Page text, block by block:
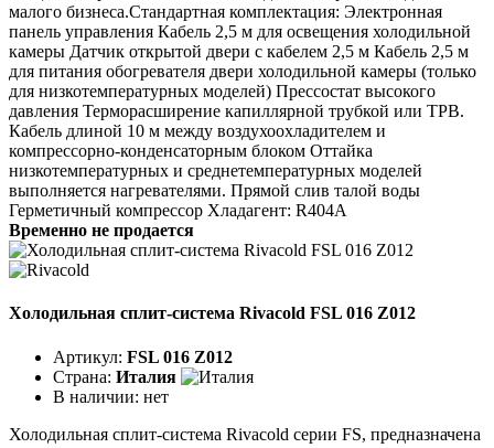
малого бизнеса.Стандартная комплектация: Электронная
панель управления Кабель 2,5 м для освещения холодильной
камеры Датчик открытой двери с кабелем 2,5 м Кабель 2,5 м
для питания обогревателя двери холодильной камеры (только
для низкотемпературных моделей) Прессостат высокого
давления Терморасширение капиллярной трубкой или ТРВ.
Кабель длиной 10 м между воздухоохладителем и
компрессорно-конденсаторным блоком Оттайка
низкотемпературных и среднетемпературных моделей
выполняется нагревателями. Прямой слив талой воды
Герметичный компрессор Хладагент: R404A
Временно не продается
Холодильная сплит-система Rivacold FSL 016 Z012
Артикул: FSL 016 Z012
Страна: Италия
В наличии: нет
Холодильная сплит-система Rivacold серии FS, предназначена